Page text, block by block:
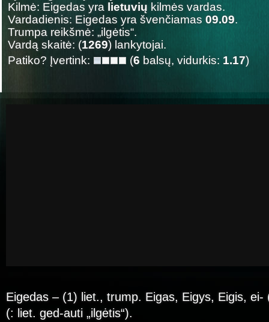
Kilmė: Eigedas yra lietuvių kilmės vardas.
Vardadienis: Eigedas yra švenčiamas 09.09.
Trumpa reikšmė: „ilgėtis“.
Vardą skaitė: (1269) lankytojai.
Patiko? Įvertink:
(6 balsų, vidurkis: 1.17)
Eigedas – (1) liet., trump. Eigas, Eigys, Eigis, ei-
(: liet. ged-auti „ilgėtis“).